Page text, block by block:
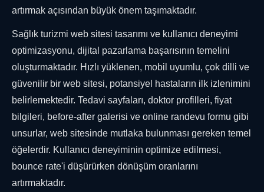
artırmak açısından büyük önem taşımaktadır.
Sağlık turizmi web sitesi tasarımı ve kullanıcı deneyimi
optimizasyonu, dijital pazarlama başarısının temelini
oluşturmaktadır. Hızlı yüklenen, mobil uyumlu, çok dilli ve
güvenilir bir web sitesi, potansiyel hastaların ilk izlenimini
belirlemektedir. Tedavi sayfaları, doktor profilleri, fiyat
bilgileri, before-after galerisi ve online randevu formu gibi
unsurlar, web sitesinde mutlaka bulunması gereken temel
öğelerdir. Kullanıcı deneyiminin optimize edilmesi,
bounce rate'i düşürürken dönüşüm oranlarını
artırmaktadır.